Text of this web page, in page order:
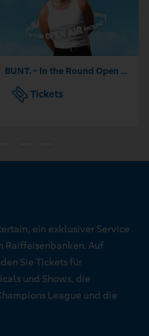
BUNT. - In the Round Open Air 2026
Tickets
ein exklusiver Service
Raiffeisenbanken. Auf
Sie Tickets für
und Shows, die
League und die